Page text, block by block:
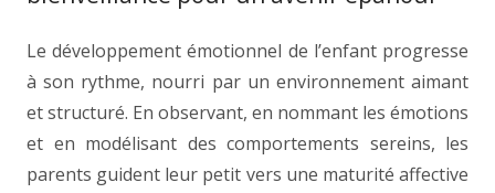
Le développement émotionnel de l’enfant progresse
à son rythme, nourri par un environnement aimant
et structuré. En observant, en nommant les émotions
et en modélisant des comportements sereins, les
parents guident leur petit vers une maturité affective